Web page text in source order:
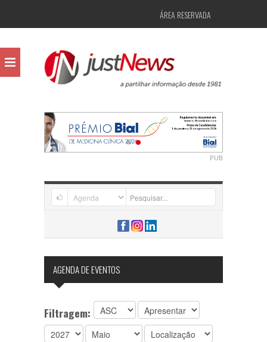
ÁREA RESERVADA
PUB
AGENDA DE EVENTOS
Filtragem: